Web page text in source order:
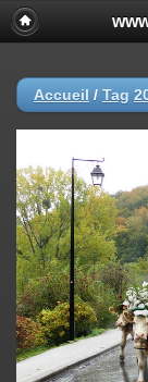
Accueil / Tag